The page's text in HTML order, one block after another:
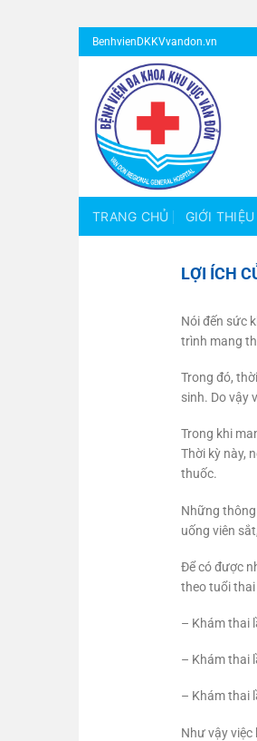
Bỏ
qua
dung
BenhvienDKKVvandon.vn
TRANG CHỦ GIỚI THIỆU
LỢI ÍCH
Nói đến sức
trình mang
Trong đó,
sinh. Do vậy
Trong khi
Thời kỳ này,
thuốc.
Những thông
uống viên
Để có được
theo tuổi
– Khám thai
– Khám thai
– Khám thai
Như vậy